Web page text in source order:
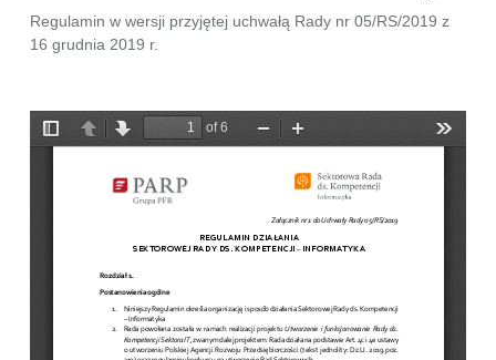
Regulamin w wersji przyjętej uchwałą Rady nr 05/RS/2019 z
16 grudnia 2019 r.